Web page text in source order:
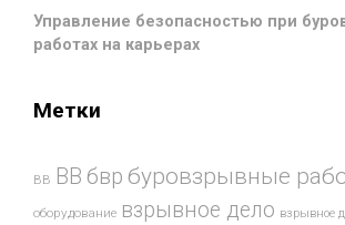
Управление безопасностью при
работах на карьерах
Метки
ВВ ВВ бвр буровзрывные
оборудование взрывное дело взрывное